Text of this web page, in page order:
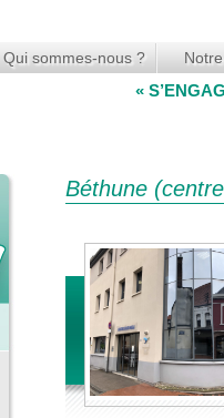
Qui sommes-nous ?
«
Béthune